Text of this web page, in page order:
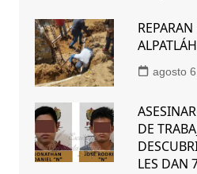
agosto
DE
LES DAN